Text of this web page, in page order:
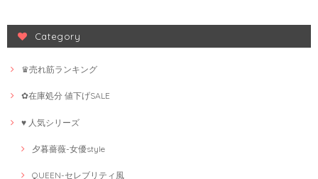
Category
♛売れ筋ランキング
✿在庫処分 値下げSALE
♥ 人気シリーズ
夕暮薔薇-女優style
QUEEN-セレブリティ風